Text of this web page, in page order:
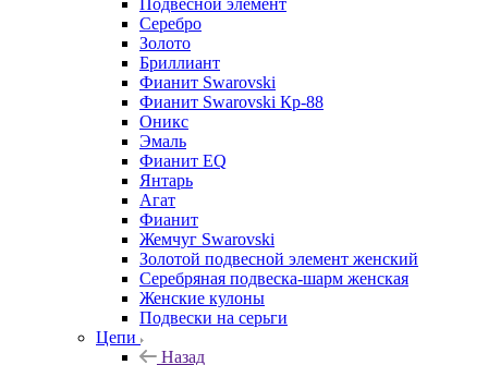
Подвесной элемент
Серебро
Золото
Бриллиант
Фианит Swarovski
Фианит Swarovski Кр-88
Оникс
Эмаль
Фианит EQ
Янтарь
Агат
Фианит
Жемчуг Swarovski
Золотой подвесной элемент женcкий
Серебряная подвеска-шарм женская
Женские кулоны
Подвески на серьги
Цепи
Назад